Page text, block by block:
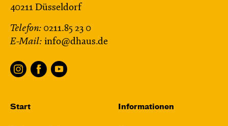
40211 Düsseldorf
Telefon: 0211.85 23 0
E-Mail: info@dhaus.de
Start Informationen